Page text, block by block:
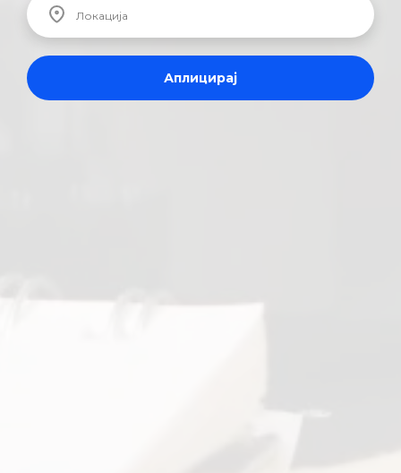
Аплицирај